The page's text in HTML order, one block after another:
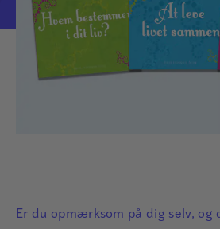
Er du opmærksom på dig selv, og